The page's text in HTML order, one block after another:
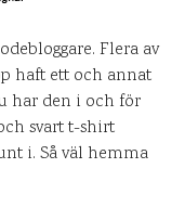
Flera av
haft ett och annat
har den i och för
svart t-shirt
i. Så väl hemma